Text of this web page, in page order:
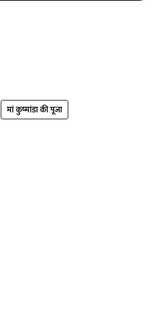
मां कुष्‍मांडा की पूजा